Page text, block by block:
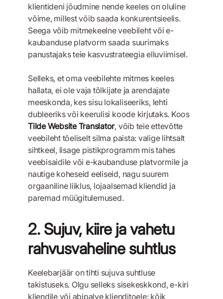
klientideni jõudmine nende keeles on oluline
võime, millest võib saada konkurentsieelis.
Seega võib mitmekeelne veebileht või e-
kaubanduse platvorm saada suurimaks
panustajaks teie kasvustrateegia elluviimisel.
Selleks, et oma veebilehte mitmes keeles
hallata, ei ole vaja tõlkijate ja arendajate
meeskonda, kes sisu lokaliseeriks, lehti
dubleeriks või keerulisi koode kirjutaks. Koos
Tilde Website Translator, võib teie ettevõtte
veebileht tõeliselt silma paista: valige lihtsalt
sihtkeel, lisage pistikprogramm mis tahes
veebisaidile või e-kaubanduse platvormile ja
nautige koheseid eeliseid, nagu suurem
orgaaniline liiklus, lojaalsemad kliendid ja
paremad müügitulemused.
2. Sujuv, kiire ja vahetu
rahvusvaheline suhtlus
Keelebarjäär on tihti sujuva suhtluse
takistuseks. Olgu selleks sisekeskkond, e-kiri
kliendile või abipalve klienditoele: kõik